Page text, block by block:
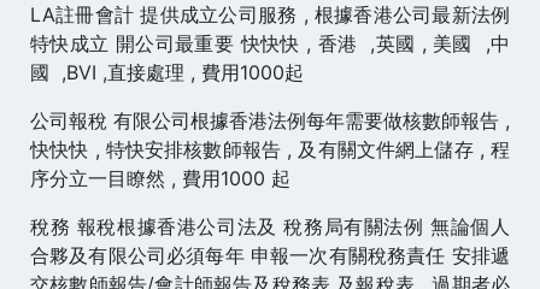
LA註冊會計 提供成立公司服務 , 根據香港公司最新法例
特快成立 開公司最重要 快快快 , 香港 ,英國 , 美國 ,中
國 ,BVI ,直接處理 , 費用1000起
公司報稅 有限公司根據香港法例每年需要做核數師報告 ,
快快快 , 特快安排核數師報告 , 及有關文件網上儲存 , 程
序分立一目瞭然 , 費用1000 起
稅務 報稅根據香港公司法及 稅務局有關法例 無論個人
合夥及有限公司必須每年 申報一次有關稅務責任 安排遞
交核數師報告/會計師報告及稅務表 及報稅表 , 過期者必